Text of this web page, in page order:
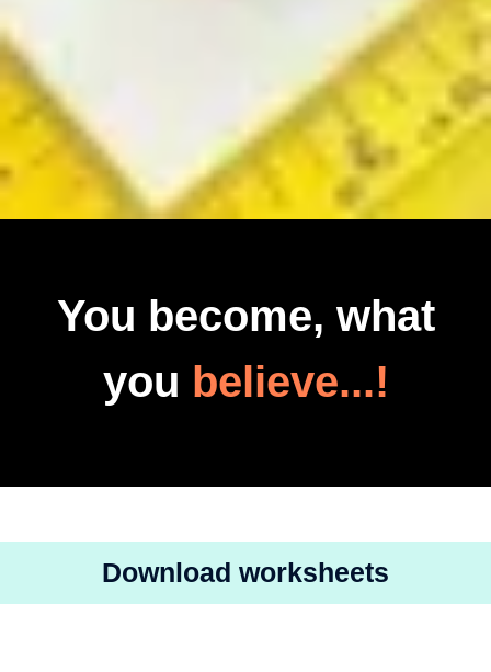
You become, what
you believe...!
Download worksheets